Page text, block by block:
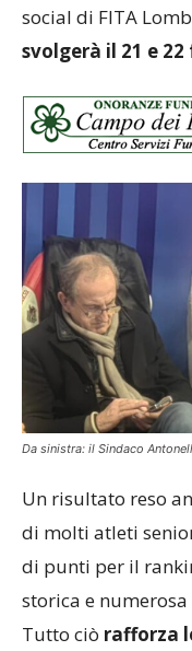
social di FITA
svolgerà il 21 e
Da sinistra: il Sindaco
Un risultato reso
di molti atleti
di punti per il
storica e
Tutto ciò rafforza